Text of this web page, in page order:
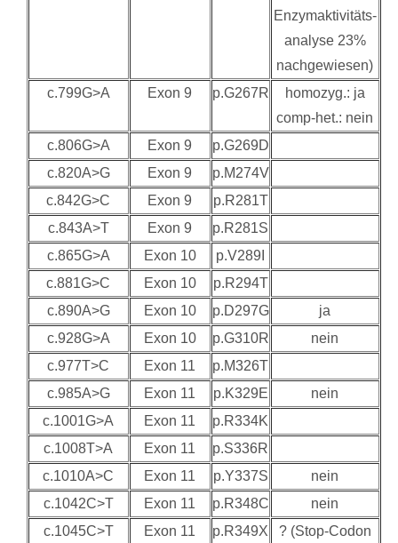
Enzymaktivitäts-
analyse 23%
nachgewiesen)
c.799G>A
Exon 9 p.G267R
homozyg.: ja
comp-het.: nein
c.806G>A
Exon 9
p.G269D
c.820A>G
Exon 9
p.M274V
c.842G>C
Exon 9
p.R281T
c.843A>T
Exon 9
p.R281S
c.865G>A
Exon 10
p.V289I
c.881G>C
Exon 10
p.R294T
c.890A>G
Exon 10 p.D297G
ja
c.928G>A
Exon 10 p.G310R
nein
c.977T>C
Exon 11
p.M326T
c.985A>G
Exon 11 p.K329E
nein
c.1001G>A
Exon 11
p.R334K
c.1008T>A
Exon 11
p.S336R
c.1010A>C
Exon 11 p.Y337S
nein
c.1042C>T
Exon 11 p.R348C
nein
c.1045C>T
Exon 11 p.R349X
? (Stop-Codon